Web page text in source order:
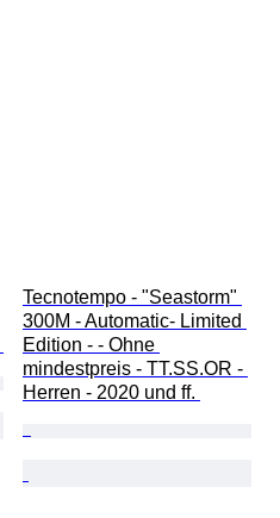
Tecnotempo - "Seastorm"
300M - Automatic- Limited
Edition - - Ohne
mindestpreis - TT.SS.OR -
Herren - 2020 und ff.